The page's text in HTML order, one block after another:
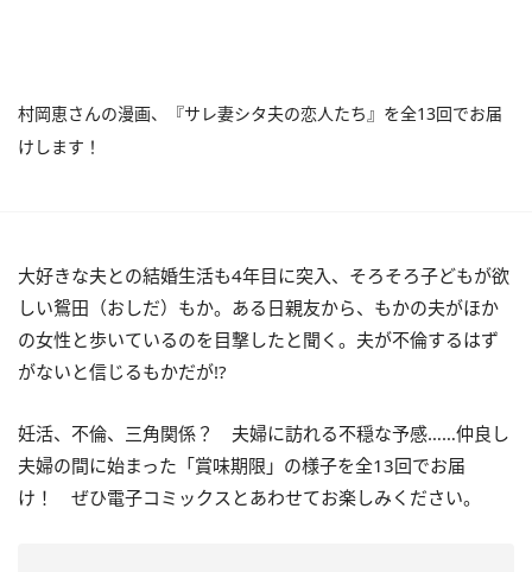
村岡恵さんの漫画、『サレ妻シタ夫の恋人たち』を全13回でお届
けします！
大好きな夫との結婚生活も4年目に突入、そろそろ子どもが欲
しい鴛田（おしだ）もか。ある日親友から、もかの夫がほか
の女性と歩いているのを目撃したと聞く。夫が不倫するはず
がないと信じるもかだが!?
妊活、不倫、三角関係？ 夫婦に訪れる不穏な予感……仲良し
夫婦の間に始まった「賞味期限」の様子を全13回でお届
け！ ぜひ電子コミックスとあわせてお楽しみください。